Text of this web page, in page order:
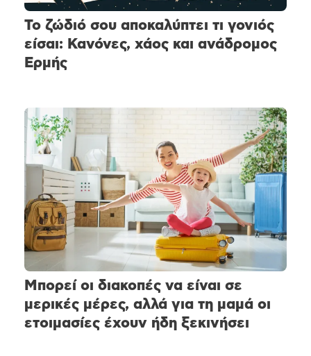
Το ζώδιό σου αποκαλύπτει τι γονιός
είσαι: Κανόνες, χάος και ανάδρομος
Ερμής
Μπορεί οι διακοπές να είναι σε
μερικές μέρες, αλλά για τη μαμά οι
ετοιμασίες έχουν ήδη ξεκινήσει